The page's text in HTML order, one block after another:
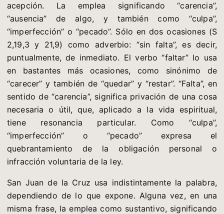
acepción. La emplea significando “carencia”,
“ausencia” de algo, y también como “culpa”,
“imperfección” o “pecado”. Sólo en dos ocasiones (S
2,19,3 y 21,9) como adverbio: “sin falta”, es decir,
puntualmente, de inmediato. El verbo “faltar” lo usa
en bastantes más ocasiones, como sinónimo de
“carecer” y también de “quedar” y “restar”. “Falta”, en
sentido de “carencia”, significa privación de una cosa
necesaria o útil, que, aplicado a la vida espiritual,
tiene resonancia particular. Como “culpa”,
“imperfección” o “pecado” expresa el
quebrantamiento de la obligación personal o
infracción voluntaria de la ley.
San Juan de la Cruz usa indistintamente la palabra,
dependiendo de lo que expone. Alguna vez, en una
misma frase, la emplea como sustantivo, significando